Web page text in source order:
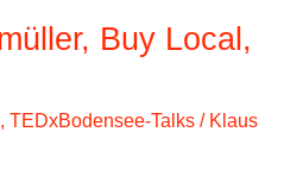
Buy Local,
,TEDxBodensee-Talks / Klaus